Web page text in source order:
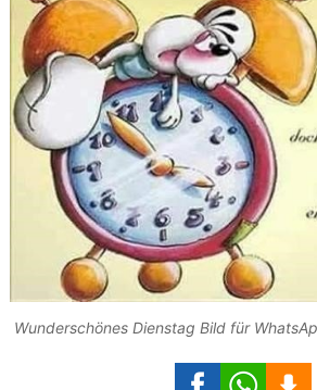
Wunderschönes Dienstag Bild für